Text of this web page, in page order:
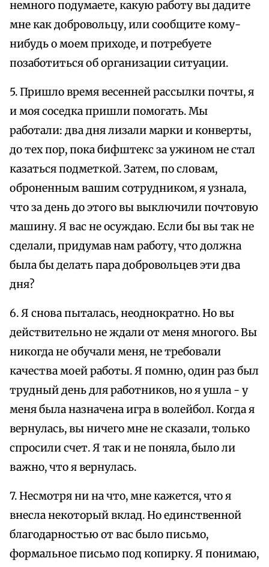
немного подумаете, какую работу вы дадите
мне как добровольцу, или сообщите кому-
нибудь о моем приходе, и потребуете
позаботиться об организации ситуации.
5. Пришло время весенней рассылки почты, я
и моя соседка пришли помогать. Мы
работали: два дня лизали марки и конверты,
до тех пор, пока бифштекс за ужином не стал
казаться подметкой. Затем, по словам,
оброненным вашим сотрудником, я узнала,
что за день до этого вы выключили почтовую
машину. Я вас не осуждаю. Если бы вы так не
сделали, придумав нам работу, что должна
была бы делать пара добровольцев эти два
дня?
6. Я снова пыталась, неоднократно. Но вы
действительно не ждали от меня многого. Вы
никогда не обучали меня, не требовали
качества моей работы. Я помню, один раз был
трудный день для работников, но я ушла - у
меня была назначена игра в волейбол. Когда я
вернулась, вы ничего мне не сказали, только
спросили счет. Я так и не поняла, было ли
важно, что я вернулась.
7. Несмотря ни на что, мне кажется, что я
внесла некоторый вклад. Но единственной
благодарностью от вас было письмо,
формальное письмо под копирку. Я понимаю,